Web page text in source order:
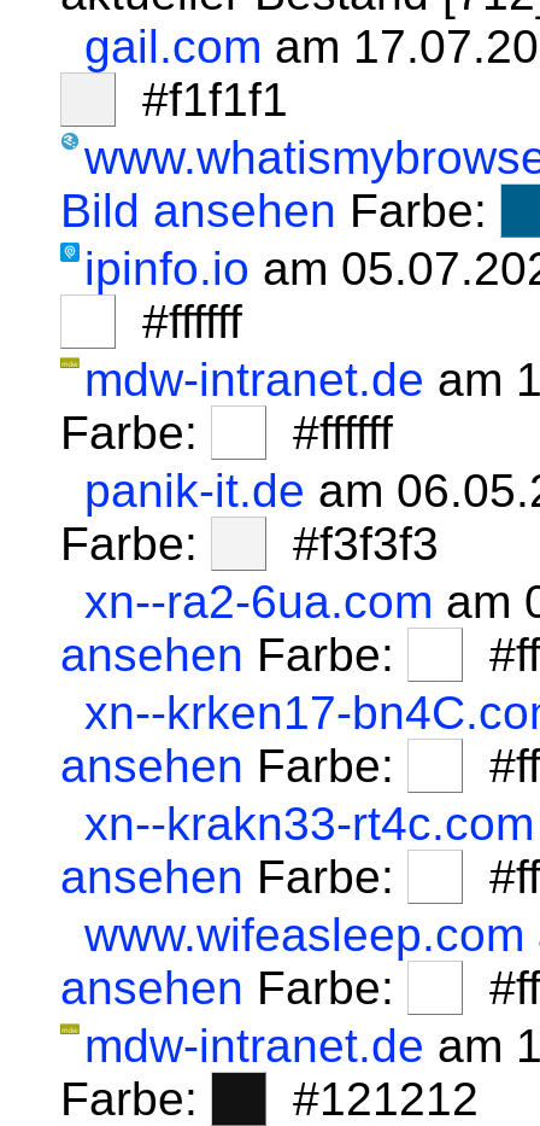
gail.com am
#f1f1f1
Bild ansehen Farbe:
ipinfo.io am
#ffffff
mdw-intranet.de am
Farbe:
#ffffff
panik-it.de am
Farbe:
#f3f3f3
xn--ra2-6ua.com am
ansehen Farbe:
xn--krken17-
ansehen Farbe:
xn--krakn33-rt4c.com
ansehen Farbe:
www.wifeasleep.com
ansehen Farbe:
mdw-intranet.de am
Farbe:
#121212